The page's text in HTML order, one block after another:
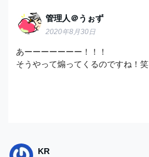
管理人＠うぉず
2020年8月30日
あーーーーーーー！！！
そうやって煽ってくるのですね！笑
KR